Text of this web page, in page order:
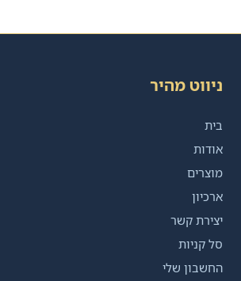
ניווט מהיר
בית
אודות
מוצרים
ארכיון
יצירת קשר
סל קניות
החשבון שלי